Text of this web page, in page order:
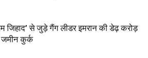
जिहाद’ से जुड़े गैंग लीडर इमरान की डेढ़ करोड़
कुर्क